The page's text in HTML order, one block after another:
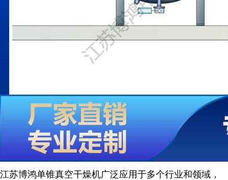
江苏博鸿单锥真空干燥机广泛应用于多个行业和领域，